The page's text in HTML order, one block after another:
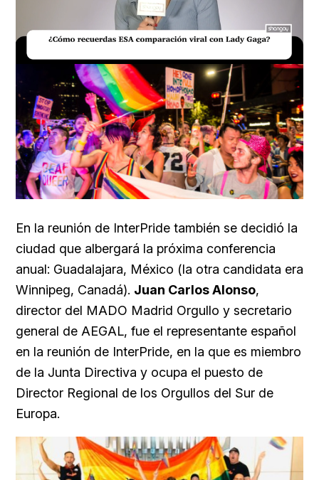
20.76%
En la reunión de InterPride también se decidió la
ciudad que albergará la próxima conferencia
anual: Guadalajara, México (la otra candidata era
Winnipeg, Canadá). Juan Carlos Alonso,
director del MADO Madrid Orgullo y secretario
general de AEGAL, fue el representante español
en la reunión de InterPride, en la que es miembro
de la Junta Directiva y ocupa el puesto de
Director Regional de los Orgullos del Sur de
Europa.